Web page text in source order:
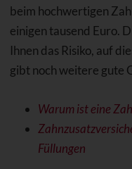
beim hochwertigen
einigen tausend Euro.
Ihnen das Risiko, auf
gibt noch weitere gute
Warum ist eine
Füllungen